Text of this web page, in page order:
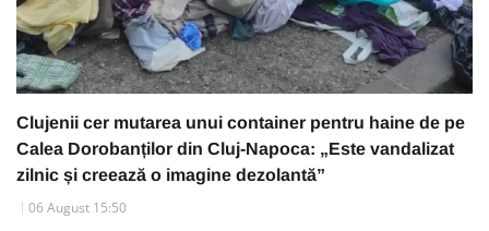
Clujenii cer mutarea unui container pentru haine de pe
Calea Dorobanților din Cluj-Napoca: „Este vandalizat
zilnic și creează o imagine dezolantă”
06 August 15:50